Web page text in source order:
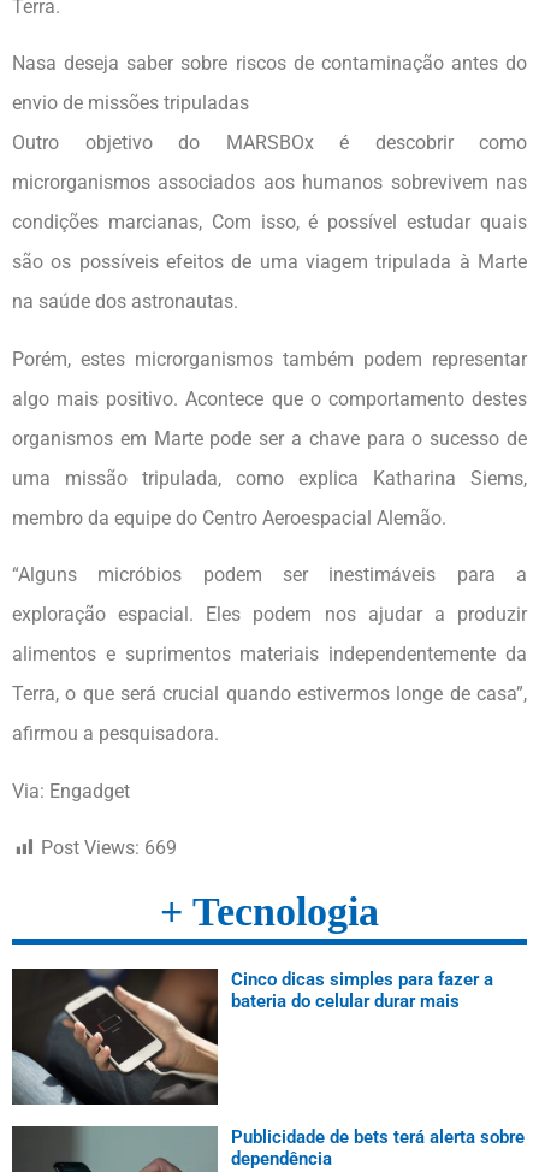
Terra.
Nasa deseja saber sobre riscos de contaminação antes do
envio de missões tripuladas
Outro objetivo do MARSBOx é descobrir como
microrganismos associados aos humanos sobrevivem nas
condições marcianas, Com isso, é possível estudar quais
são os possíveis efeitos de uma viagem tripulada à Marte
na saúde dos astronautas.
Porém, estes microrganismos também podem representar
algo mais positivo. Acontece que o comportamento destes
organismos em Marte pode ser a chave para o sucesso de
uma missão tripulada, como explica Katharina Siems,
membro da equipe do Centro Aeroespacial Alemão.
“Alguns micróbios podem ser inestimáveis para a
exploração espacial. Eles podem nos ajudar a produzir
alimentos e suprimentos materiais independentemente da
Terra, o que será crucial quando estivermos longe de casa”,
afirmou a pesquisadora.
Via: Engadget
Post Views: 669
+ Tecnologia
Cinco dicas simples para fazer a
bateria do celular durar mais
Publicidade de bets terá alerta sobre
dependência